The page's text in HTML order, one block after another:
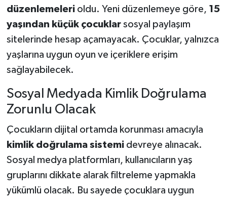
düzenlemelerioldu. Yeni düzenlemeye göre, 15
yaşından küçük çocuklarsosyal paylaşım
sitelerinde hesap açamayacak. Çocuklar, yalnızca
yaşlarına uygun oyun ve içeriklere erişim
sağlayabilecek.
Sosyal Medyada Kimlik Doğrulama
Zorunlu Olacak
Çocukların dijital ortamda korunması amacıyla
kimlik doğrulama sistemidevreye alınacak.
Sosyal medya platformları, kullanıcıların yaş
gruplarını dikkate alarak filtreleme yapmakla
yükümlü olacak. Bu sayede çocuklara uygun